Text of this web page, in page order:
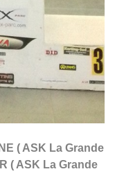
( ASK La Grande
( ASK La Grande